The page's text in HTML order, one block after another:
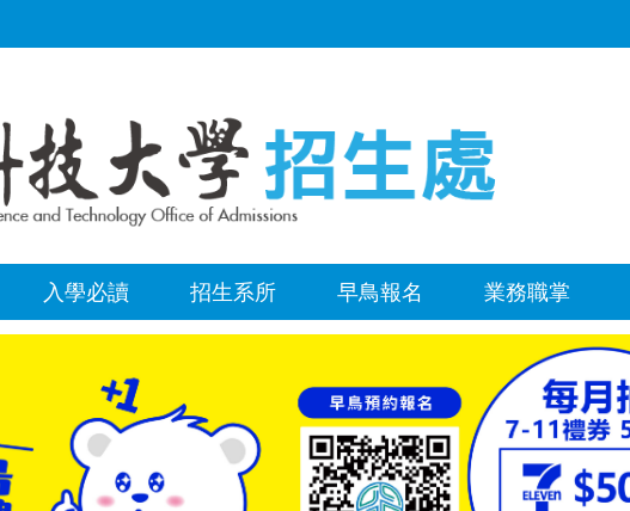
入學必讀 招生系所 早鳥報名 業務職掌